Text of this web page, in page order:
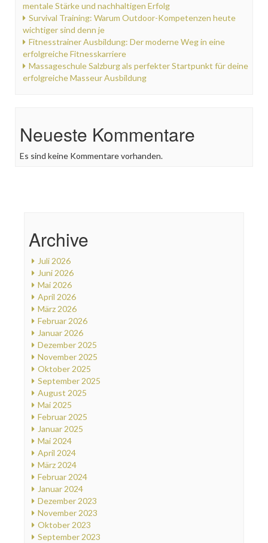
mentale Stärke und nachhaltigen Erfolg
Survival Training: Warum Outdoor-Kompetenzen heute
wichtiger sind denn je
Fitnesstrainer Ausbildung: Der moderne Weg in eine
erfolgreiche Fitnesskarriere
Massageschule Salzburg als perfekter Startpunkt für deine
erfolgreiche Masseur Ausbildung
Neueste Kommentare
Es sind keine Kommentare vorhanden.
Archive
Juli 2026
Juni 2026
Mai 2026
April 2026
März 2026
Februar 2026
Januar 2026
Dezember 2025
November 2025
Oktober 2025
September 2025
August 2025
Mai 2025
Februar 2025
Januar 2025
Mai 2024
April 2024
März 2024
Februar 2024
Januar 2024
Dezember 2023
November 2023
Oktober 2023
September 2023